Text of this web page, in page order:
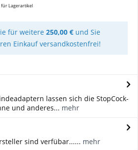
für Lagerartikel
für weitere 250,00 €und Sie
Einkauf versandkostenfrei!
lassen sich die StopCock-
und anderes... mehr
sind verfübar...... mehr